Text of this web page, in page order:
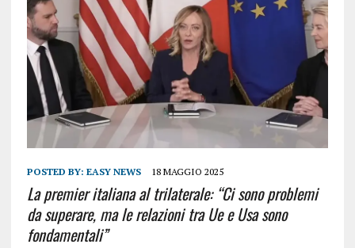
POSTED BY: EASY NEWS 18 MAGGIO 2025
La premier italiana al trilaterale: “Ci sono problemi
da superare, ma le relazioni tra Ue e Usa sono
fondamentali”